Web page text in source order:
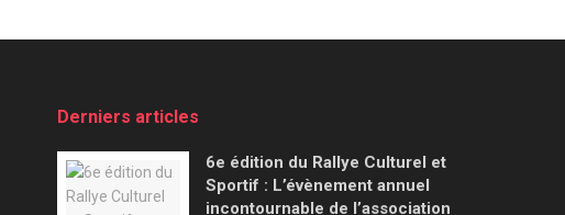
Derniers articles
6e édition du Rallye Culturel et
Sportif : L’évènement annuel
incontournable de l’association